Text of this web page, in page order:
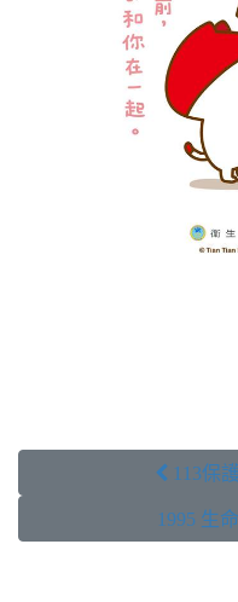
 113保
1995 生